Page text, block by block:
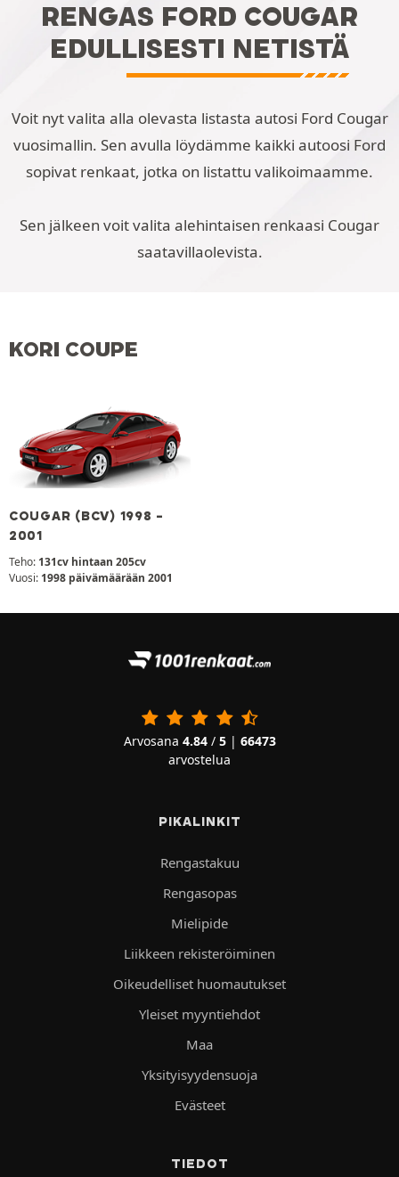
RENGAS FORD COUGAR
EDULLISESTI NETISTÄ
Voit nyt valita alla olevasta listasta autosi Ford Cougar
vuosimallin. Sen avulla löydämme kaikki autoosi Ford
sopivat renkaat, jotka on listattu valikoimaamme.
Sen jälkeen voit valita alehintaisen renkaasi Cougar
saatavillaolevista.
KORI COUPE
COUGAR (BCV) 1998 -
2001
Teho: 131cv hintaan 205cv
Vuosi: 1998 päivämäärään 2001
Arvosana 4.84/ 5| 66473
arvostelua
PIKALINKIT
Rengastakuu
Rengasopas
Mielipide
Liikkeen rekisteröiminen
Oikeudelliset huomautukset
Yleiset myyntiehdot
Maa
Yksityisyydensuoja
Evästeet
TIEDOT